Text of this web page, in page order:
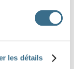
les détails
un colis devant